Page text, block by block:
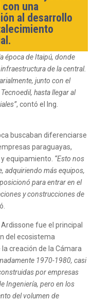
una
al desarrollo
época de Itaipú, donde
de la central.
junto con el
hasta llegar al
, contó el Ing.
buscaban diferenciarse
paraguayas,
equipamiento. “Esto nos
adquiriendo más equipos,
para entrar en el
y construcciones de
fue el principal
del ecosistema
creación de la Cámara
1970-1980, casi
por empresas
Ingeniería, pero en los
del volumen de